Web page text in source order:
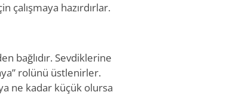
hazırdırlar.
bağlıdır. Sevdiklerine
rolünü üstlenirler.
ne kadar küçük olursa